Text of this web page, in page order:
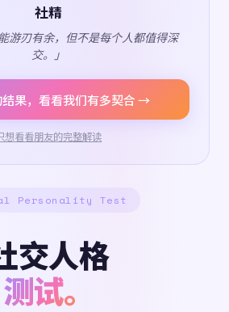
社精
游刃有余，但不是每个人都值得深
交。」
果，看看我们有多契合 →
想看看朋友的完整解读
Personality Test
交人格
测试。